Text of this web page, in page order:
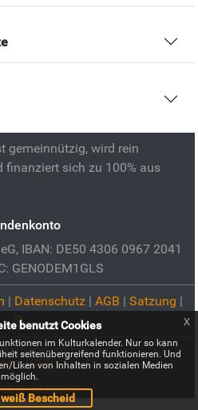
gemeinnützig, wird rein
finanziert sich zu 100% aus
IBAN: DE50 4306 0967 2041
GENODEM1GLS
| Datenschutz| AGB | Satzung |
in der
(CC0)
anzeigen
benutzt Cookies
im Kulturkalender. Nur so kann
seitenübergreifend funktionieren. Und
Liken von Inhalten in sozialen Medien
möglich.
Bescheid
x